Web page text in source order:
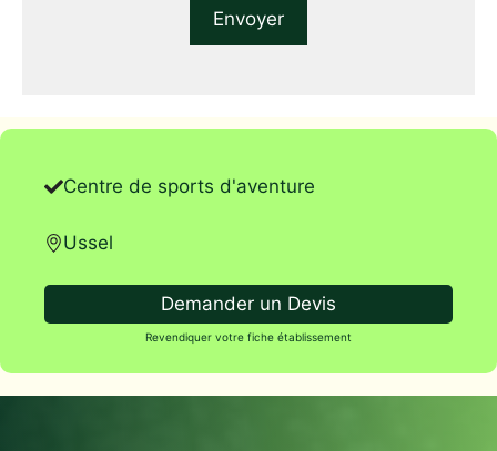
Centre de sports d'aventure
Ussel
Demander un Devis
Revendiquer votre fiche établissement